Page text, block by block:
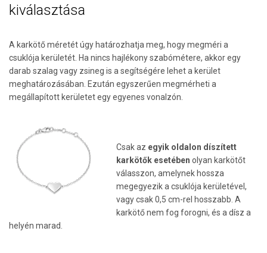
kiválasztása
A karkötő méretét úgy határozhatja meg, hogy megméri a
csuklója kerületét. Ha nincs hajlékony szabómétere, akkor egy
darab szalag vagy zsineg is a segítségére lehet a kerület
meghatározásában. Ezután egyszerűen megmérheti a
megállapított kerületet egy egyenes vonalzón.
Csak az egyik oldalon díszített
karkötők esetében olyan karkötőt
válasszon, amelynek hossza
megegyezik a csuklója kerületével,
vagy csak 0,5 cm-rel hosszabb. A
karkötő nem fog forogni, és a dísz a
helyén marad.